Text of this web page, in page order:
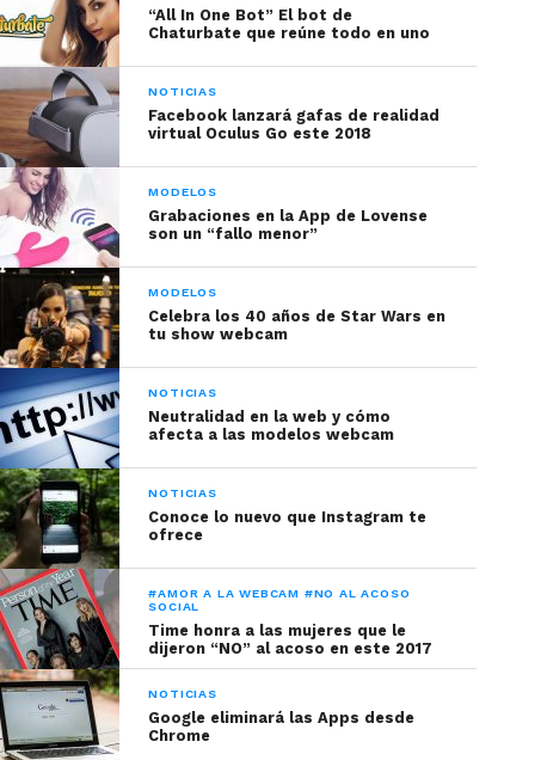
“All In One Bot” El bot de
Chaturbate que reúne todo en uno
NOTICIAS
Facebook lanzará gafas de realidad
virtual Oculus Go este 2018
MODELOS
Grabaciones en la App de Lovense
son un “fallo menor”
MODELOS
Celebra los 40 años de Star Wars en
tu show webcam
NOTICIAS
Neutralidad en la web y cómo
afecta a las modelos webcam
NOTICIAS
Conoce lo nuevo que Instagram te
ofrece
#AMOR A LA WEBCAM #NO AL ACOSO
SOCIAL
Time honra a las mujeres que le
dijeron “NO” al acoso en este 2017
NOTICIAS
Google eliminará las Apps desde
Chrome